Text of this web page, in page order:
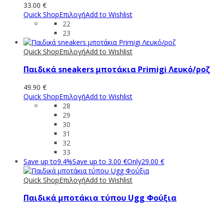
33.00 €
Quick ShopΕπιλογήAdd to Wishlist
22
23
Quick ShopΕπιλογήAdd to Wishlist
Παιδικά sneakers μποτάκια Primigi Λευκό/ροζ
49.90 €
Quick ShopΕπιλογήAdd to Wishlist
28
29
30
31
32
33
Save up to9.4%Save up to 3.00 €Only29.00 €
Quick ShopΕπιλογήAdd to Wishlist
Παιδικά μποτάκια τύπου Ugg Φούξια